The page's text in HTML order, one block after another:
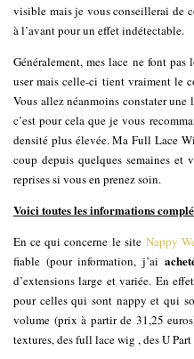
visible mais je vous conseillerai de
à l’avant pour un effet indétectable.
Généralement, mes lace ne font
user mais celle-ci tient vraiment le
Vous allez néanmoins constater une
c’est pour cela que je vous
densité plus élevée. Ma Full Lace
coup depuis quelques semaines et
reprises si vous en prenez soin.
Voici toutes les informations
En ce qui concerne le site Nappy
fiable (pour information, j’ai
d’extensions large et variée. En
pour celles qui sont nappy et qui
volume (prix à partir de 31,25
textures, des full lace wig , des U